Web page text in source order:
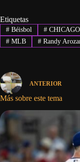
Etiquetas
#Béisbol #
#MLB #Randy
ANTERIOR
Más sobre este tema